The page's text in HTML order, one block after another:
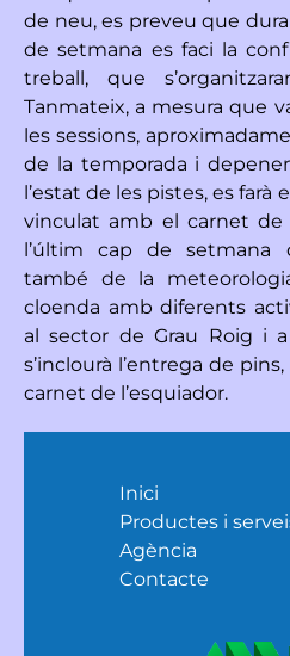
de neu, es preveu que
de setmana es faci la
treball, que
Tanmateix, a mesura que
les sessions,
de la temporada i
l’estat de les pistes, es farà
vinculat amb el carnet de
l’últim cap de setmana
també de la
cloenda amb diferents
al sector de Grau Roig i
s’inclourà l’entrega de
carnet de l’esquiador.
Inici
Productes i
Agència
Contacte